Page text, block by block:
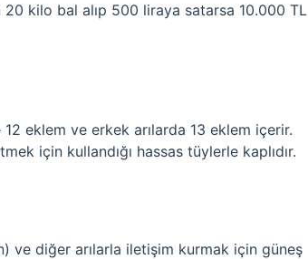
20 kilo bal alıp 500 liraya satarsa ​​10.000 TL
eklem ve erkek arılarda 13 eklem içerir.
için kullandığı hassas tüylerle kaplıdır.
ve diğer arılarla iletişim kurmak için güneş